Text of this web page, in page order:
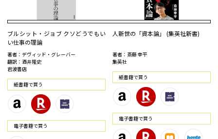
ブルシット・ジョブ クソどうでもい
い仕事の理論
著者：デヴィッド・グレーバー
翻訳：酒井隆史
岩波書店
紙書籍で買う
電⼦書籍で買う
人新世の「資本論」 (集英社新書)
著者：斎藤 幸平
集英社
紙書籍で買う
電⼦書籍で買う